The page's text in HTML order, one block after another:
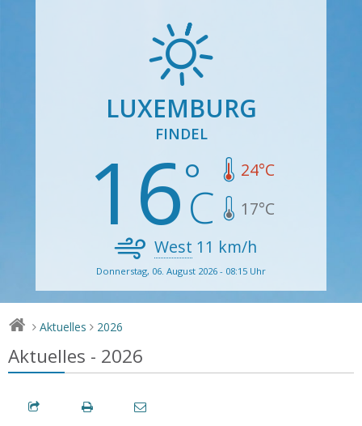
LUXEMBURG
FINDEL
16 24°C
17°C
West 11 km/h
Donnerstag, 06. August 2026 - 08:15 Uhr
> Aktuelles > 2026
Aktuelles - 2026